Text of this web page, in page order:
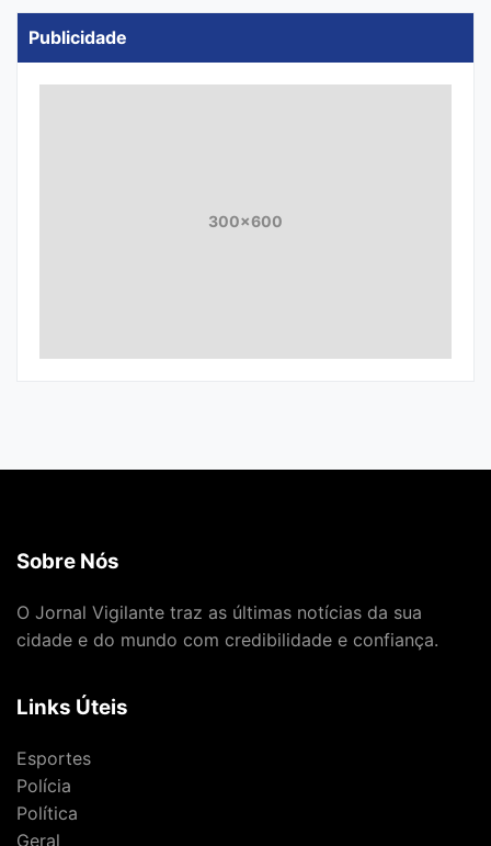
Publicidade
300x600
Sobre Nós
O Jornal Vigilante traz as últimas notícias da sua
cidade e do mundo com credibilidade e confiança.
Links Úteis
Esportes
Polícia
Política
Geral